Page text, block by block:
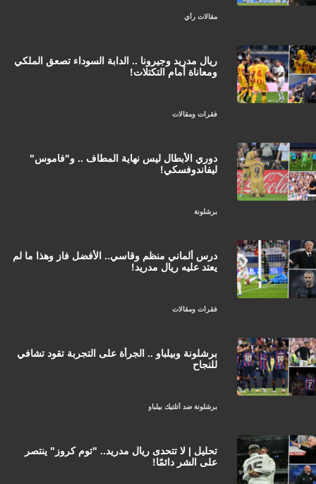
مقالات رأي
فقرات ومقالات
ريال مدريد وجيرونا .. الدابة السوداء تصعق الملكي
ومعاناة أمام التكتلات!
برشلونة
دوري الأبطال ليس نهاية المطاف .. و"فاموس"
ليفاندوفسكي!
فقرات ومقالات
درس ألماني منظم وقاسي.. الأفضل فاز وهذا ما لم
يعتد عليه ريال مدريد!
برشلونة ضد أتلتيك بيلباو
برشلونة وبيلباو .. الجرأة على التجربة تقود تشافي
للنجاح
تحليل | لا تتحدى ريال مدريد.. "توم كروز" ينتصر
على الشر دائمًا!